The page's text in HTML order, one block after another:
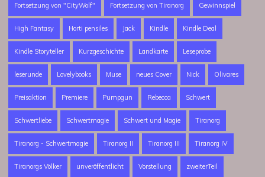
Fortsetzung von "CityWolf" Fortsetzung von Tiranorg Gewinnspiel
High Fantasy Horti pensiles Jack Kindle Kindle Deal
Kindle Storyteller Kurzgeschichte Landkarte Leseprobe
leserunde Lovelybooks Muse neues Cover Nick Olivares
Preisaktion Premiere Pumpgun Rebecca Schwert
Schwertliebe Schwertmagie Schwert und Magie Tiranorg
Tiranorg - Schwertmagie Tiranorg II Tiranorg III Tiranorg IV
Tiranorgs Völker unveröffentlicht Vorstellung zweiterTeil